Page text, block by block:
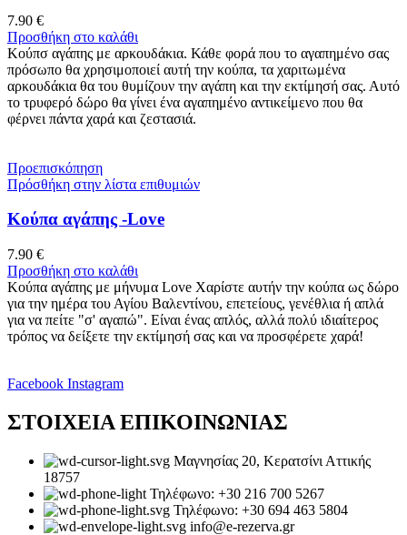
7.90 €
Προσθήκη στο καλάθι
Κούπσ αγάπης με αρκουδάκια. Κάθε φορά που το αγαπημένο σας
πρόσωπο θα χρησιμοποιεί αυτή την κούπα, τα χαριτωμένα
αρκουδάκια θα του θυμίζουν την αγάπη και την εκτίμησή σας. Αυτό
το τρυφερό δώρο θα γίνει ένα αγαπημένο αντικείμενο που θα
φέρνει πάντα χαρά και ζεστασιά.
Προεπισκόπηση
Πρόσθήκη στην λίστα επιθυμιών
Κούπα αγάπης -Love
7.90 €
Προσθήκη στο καλάθι
Κούπα αγάπης με μήνυμα Love Χαρίστε αυτήν την κούπα ως δώρο
για την ημέρα του Αγίου Βαλεντίνου, επετείους, γενέθλια ή απλά
για να πείτε "σ' αγαπώ". Είναι ένας απλός, αλλά πολύ ιδιαίτερος
τρόπος να δείξετε την εκτίμησή σας και να προσφέρετε χαρά!
Facebook Instagram
ΣΤΟΙΧΕΙΑ ΕΠΙΚΟΙΝΩΝΙΑΣ
Μαγνησίας 20, Κερατσίνι Αττικής
18757
Τηλέφωνο: +30 216 700 5267
Τηλέφωνο: +30 694 463 5804
info@e-rezerva.gr